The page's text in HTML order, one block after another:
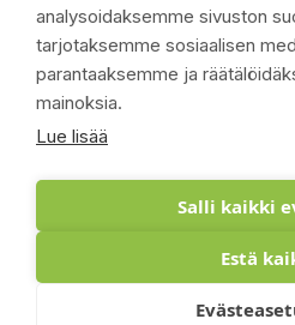
analysoidaksemme sivuston
tarjotaksemme sosiaalisen
parantaaksemme ja
mainoksia.
Lue lisää
Salli kaikki
Estä
© 2026 - Suomen Siisti Piha Oy -